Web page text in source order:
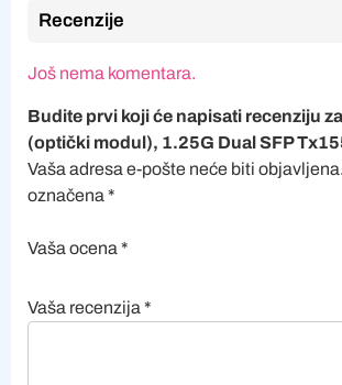
Recenzije
Još nema komentara.
Budite prvi koji će napisati recenziju
(optički modul), 1.25G Dual SFP
Vaša adresa e-pošte neće biti objavljena.
označena *
Vaša ocena *
Vaša recenzija *